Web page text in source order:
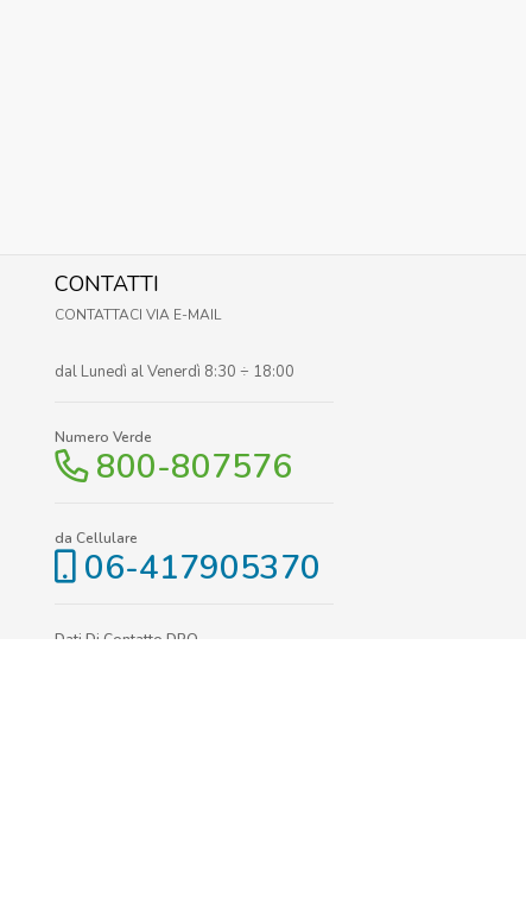
CONTATTI
CONTATTACI VIA E-MAIL
dal Lunedì al Venerdì 8:30 ÷ 18:00
Numero Verde
800-807576
da Cellulare
06-417905370
Dati Di Contatto DPO